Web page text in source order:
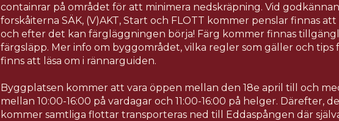
containrar på området för att minimera nedskräpning. Vid
forskåiterna SÄK, (V)AKT, Start och FLOTT kommer penslar finnas
och efter det kan färgläggningen börja! Färg kommer finnas
färgsläpp. Mer info om byggområdet, vilka regler som gäller och
finns att läsa om i rännarguiden.
Byggplatsen kommer att vara öppen mellan den 18e april till och
mellan 10:00-16:00 på vardagar och 11:00-16:00 på helger. Därefter,
kommer samtliga flottar transporteras ned till Eddaspången där